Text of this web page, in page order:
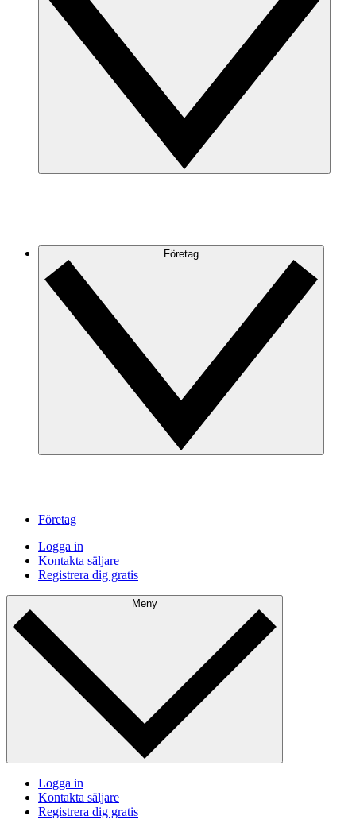
Företag
Företag
Logga in
Kontakta säljare
Registrera dig gratis
Meny
Logga in
Kontakta säljare
Registrera dig gratis